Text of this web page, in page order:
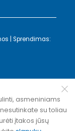
| Sprendimas:
asmeniniams
su toliau
įtakos jūsų